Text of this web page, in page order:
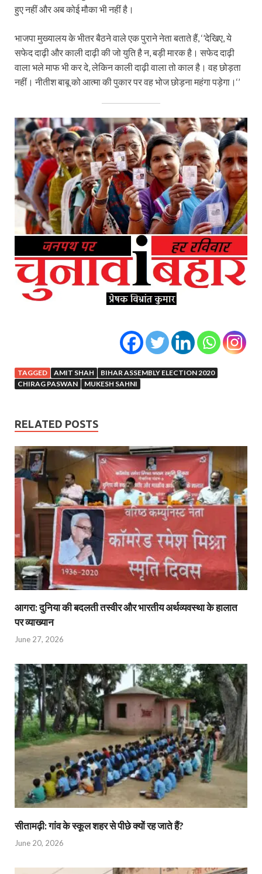
हुए नहीं और अब कोई मौका भी नहीं है।
भाजपा मुख्यालय के भीतर बैठने वाले एक पुराने नेता बताते हैं, ‘’देखिए, ये
सफेद दाढ़ी और काली दाढ़ी की जो युति है न, बड़ी मारक है। सफेद दाढ़ी
वाला भले माफ भी कर दे, लेकिन काली दाढ़ी वाला तो काल है। वह छोड़ता
नहीं। नीतीश बाबू को आत्मा की पुकार पर वह भोज छोड़ना महंगा पड़ेगा।‘’
TAGGED AMIT SHAH
BIHAR ASSEMBLY ELECTION 2020
CHIRAG PASWAN
MUKESH SAHNI
RELATED POSTS
आगरा: दुनिया की बदलती तस्वीर और भारतीय अर्थव्यवस्था के हालात
पर व्याख्यान
June 27, 2026
सीतामढ़ी: गांव के स्कूल शहर से पीछे क्यों रह जाते हैं?
June 20, 2026